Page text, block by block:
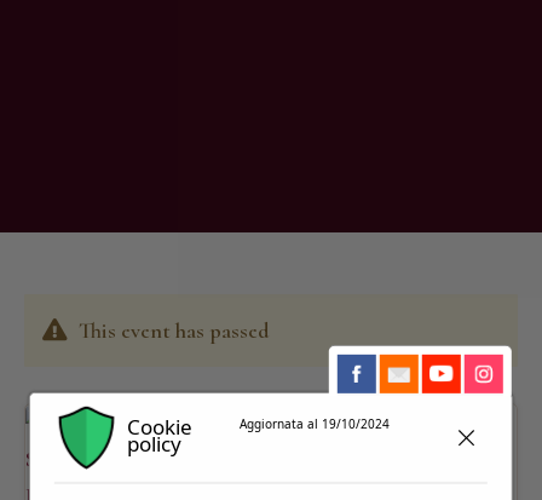
This event has passed
Cookie
policy
Aggiornata al 19/10/2024